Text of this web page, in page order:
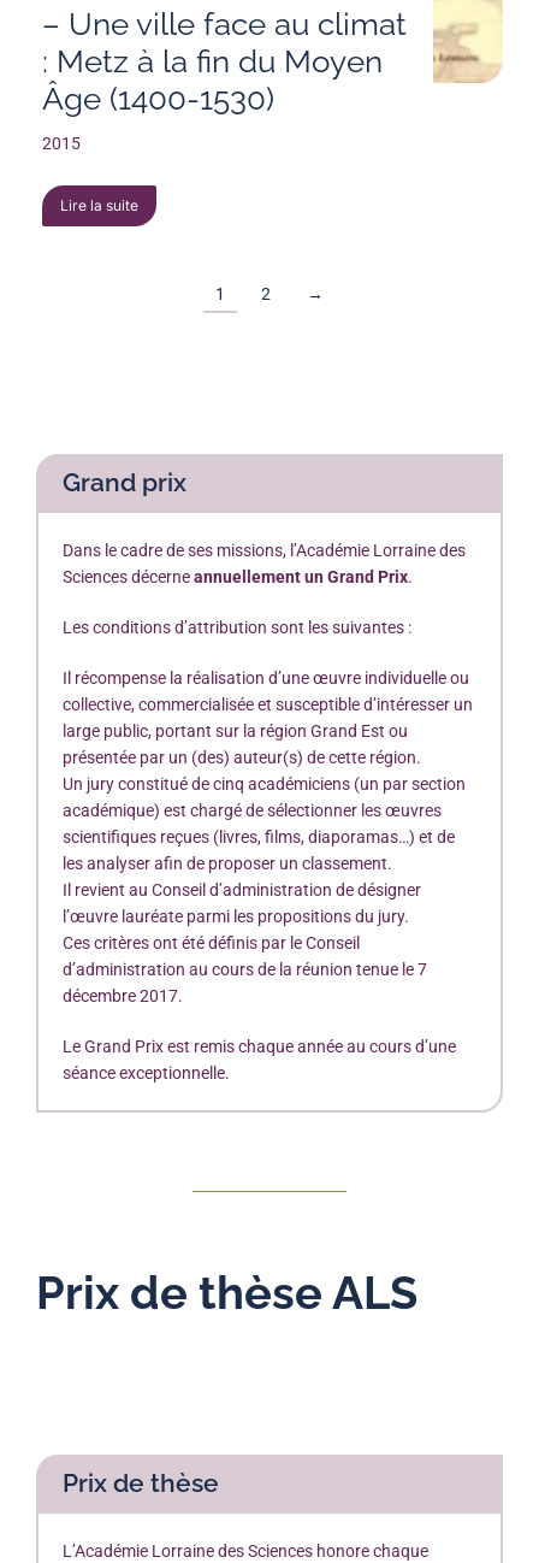
– Une ville face au climat
: Metz à la fin du Moyen
Âge (1400-1530)
2015
Lire la suite
1 2 →
Grand prix
Dans le cadre de ses missions, l’Académie Lorraine des
Sciences décerneannuellement un Grand Prix.
Les conditions d’attribution sont les suivantes :
Il récompense la réalisation d’une œuvre individuelle ou
collective, commercialisée et susceptible d’intéresser un
large public, portant sur la région Grand Est ou
présentée par un (des) auteur(s) de cette région.
Un jury constitué de cinq académiciens (un par section
académique) est chargé de sélectionner les œuvres
scientifiques reçues (livres, films, diaporamas…) et de
les analyser afin de proposer un classement.
Il revient au Conseil d’administration de désigner
l’œuvre lauréate parmi les propositions du jury.
Ces critères ont été définis par le Conseil
d’administration au cours de la réunion tenue le 7
décembre 2017.
Le Grand Prix est remis chaque année au cours d’une
séance exceptionnelle.
Prix de thèse ALS
Prix de thèse
L’Académie Lorraine des Sciences honore chaque